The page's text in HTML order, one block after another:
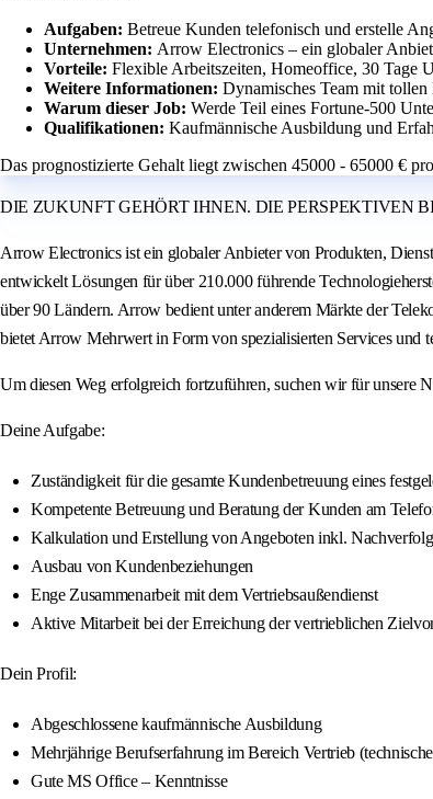
Aufgaben: Betreue Kunden telefonisch und erstelle
Unternehmen: Arrow Electronics – ein globaler
Vorteile: Flexible Arbeitszeiten, Homeoffice, 30 Tage
Weitere Informationen: Dynamisches Team mit
Warum dieser Job: Werde Teil eines Fortune-500
Qualifikationen: Kaufmännische Ausbildung und
Das prognostizierte Gehalt liegt zwischen 45000 - 65000 €
DIE ZUKUNFT GEHÖRT IHNEN. DIE PERSPEKTIVEN
Arrow Electronics ist ein globaler Anbieter von Produkten,
entwickelt Lösungen für über 210.000 führende
über 90 Ländern. Arrow bedient unter anderem Märkte der
bietet Arrow Mehrwert in Form von spezialisierten Services und
Um diesen Weg erfolgreich fortzuführen, suchen wir für unsere
Deine Aufgabe:
Zuständigkeit für die gesamte Kundenbetreuung eines
Kompetente Betreuung und Beratung der Kunden am
Kalkulation und Erstellung von Angeboten inkl.
Ausbau von Kundenbeziehungen
Enge Zusammenarbeit mit dem Vertriebsaußendienst
Aktive Mitarbeit bei der Erreichung der vertrieblichen
Dein Profil:
Abgeschlossene kaufmännische Ausbildung
Mehrjährige Berufserfahrung im Bereich Vertrieb
Gute MS Office – Kenntnisse